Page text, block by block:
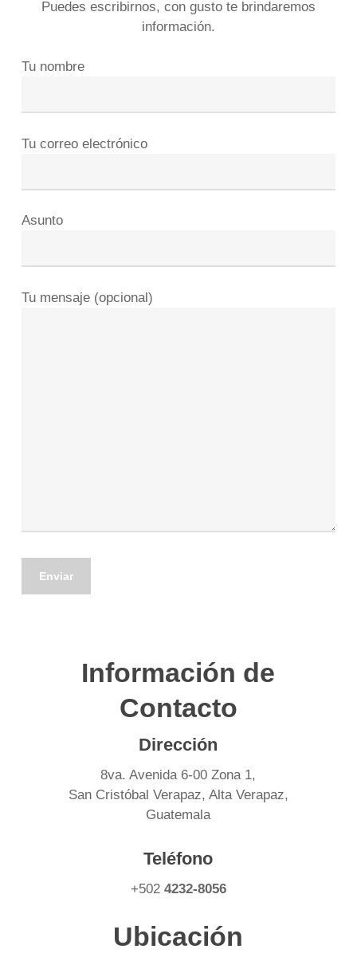
Puedes escribirnos, con gusto te brindaremos
información.
Tu nombre
Tu correo electrónico
Asunto
Tu mensaje (opcional)
Información de
Contacto
Dirección
8va. Avenida 6-00 Zona 1,
San Cristóbal Verapaz, Alta Verapaz,
Guatemala
Teléfono
+502 4232-8056
Ubicación